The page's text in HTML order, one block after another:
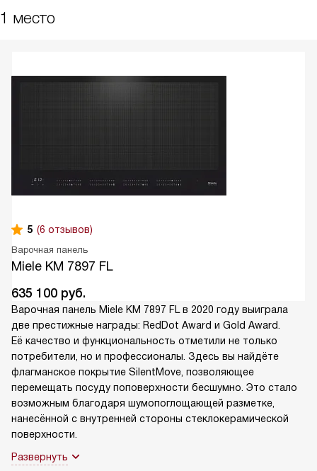
1 место
5 (6 отзывов)
Варочная панель
Miele KM 7897 FL
635 100 руб.
Варочная панель Miele KM 7897 FL в 2020 году выиграла
две престижные награды: RedDot Award и Gold Award.
Её качество и функциональность отметили не только
потребители, но и профессионалы. Здесь вы найдёте
флагманское покрытие SilentMove, позволяющее
перемещать посуду поповерхности бесшумно. Это стало
возможным благодаря шумопоглощающей разметке,
нанесённой с внутренней стороны стеклокерамической
поверхности.
Развернуть